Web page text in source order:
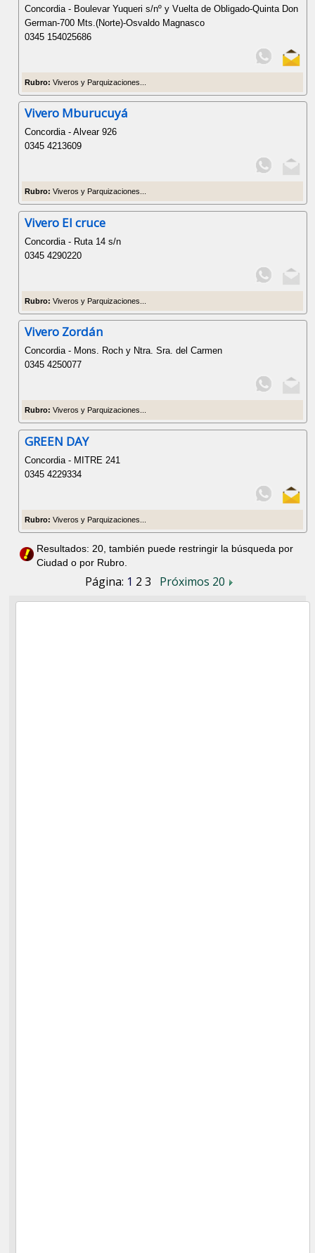
Concordia - Boulevar Yuqueri s/nº y Vuelta de Obligado-Quinta Don
German-700 Mts.(Norte)-Osvaldo Magnasco
0345 154025686
Rubro: Viveros y Parquizaciones...
Vivero Mburucuyá
Concordia - Alvear 926
0345 4213609
Rubro: Viveros y Parquizaciones...
Vivero El cruce
Concordia - Ruta 14 s/n
0345 4290220
Rubro: Viveros y Parquizaciones...
Vivero Zordán
Concordia - Mons. Roch y Ntra. Sra. del Carmen
0345 4250077
Rubro: Viveros y Parquizaciones...
GREEN DAY
Concordia - MITRE 241
0345 4229334
Rubro: Viveros y Parquizaciones...
Resultados: 20, también puede restringir la búsqueda por
Ciudad o por Rubro.
Página: 1 2 3 Próximos 20